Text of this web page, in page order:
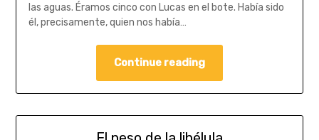
las aguas. Éramos cinco con Lucas en el bote. Había sido
él, precisamente, quien nos había…
Continue reading